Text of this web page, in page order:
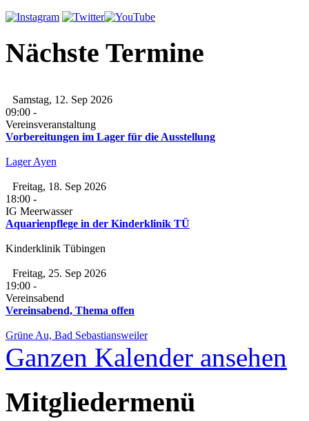
Nächste Termine
Samstag, 12. Sep 2026
09:00 -
Vereinsveranstaltung
Vorbereitungen im Lager für die Ausstellung
Lager Ayen
Freitag, 18. Sep 2026
18:00 -
IG Meerwasser
Aquarienpflege in der Kinderklinik TÜ
Kinderklinik Tübingen
Freitag, 25. Sep 2026
19:00 -
Vereinsabend
Vereinsabend, Thema offen
Grüne Au, Bad Sebastiansweiler
Ganzen Kalender ansehen
Mitgliedermenü